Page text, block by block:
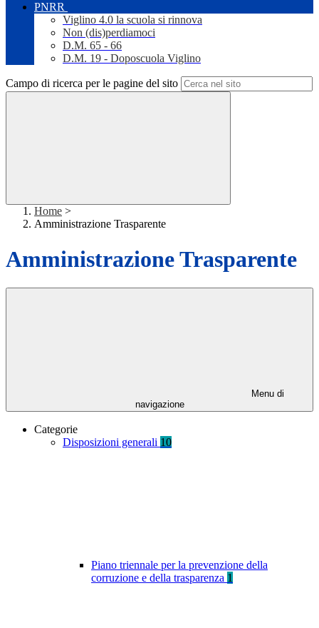
PNRR
Viglino 4.0 la scuola si rinnova
Non (dis)perdiamoci
D.M. 65 - 66
D.M. 19 - Doposcuola Viglino
Campo di ricerca per le pagine del sito
Home >
Amministrazione Trasparente
Amministrazione Trasparente
Menu di
navigazione
Categorie
Disposizioni generali 10
Piano triennale per la prevenzione della
corruzione e della trasparenza 1